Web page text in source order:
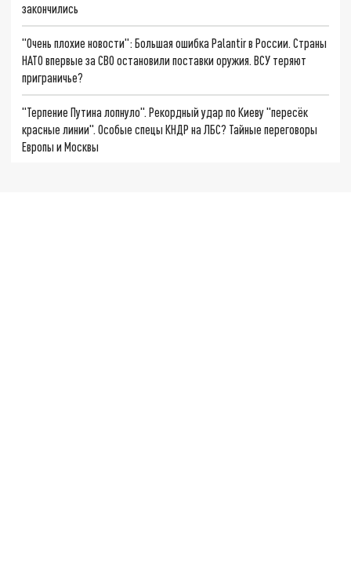
закончились
"Очень плохие новости": Большая ошибка Palantir в России. Страны
НАТО впервые за СВО остановили поставки оружия. ВСУ теряют
приграничье?
"Терпение Путина лопнуло". Рекордный удар по Киеву "пересёк
красные линии". Особые спецы КНДР на ЛБС? Тайные переговоры
Европы и Москвы